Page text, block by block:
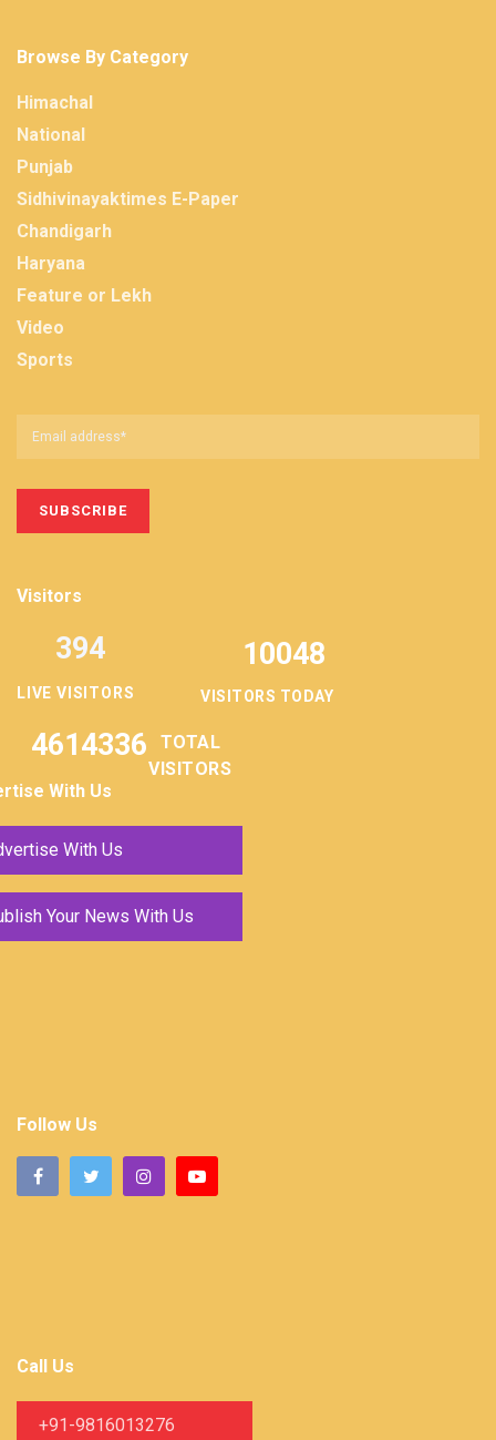
Browse By Category
Himachal
National
Punjab
Sidhivinayaktimes E-Paper
Chandigarh
Haryana
Feature or Lekh
Video
Sports
Visitors
LIVE VISITORS
394 10048
VISITORS TODAY
4614336
TOTAL
VISITORS
With Us
With Us
Your News With Us
Follow Us
Call Us
+91-9816013276